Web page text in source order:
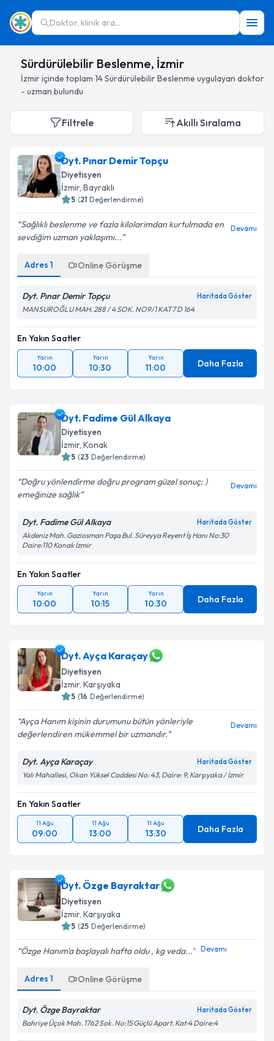
Doktor, klinik ara...
Sürdürülebilir Beslenme, İzmir
İzmiriçinde toplam 14Sürdürülebilir Beslenme uygulayan doktor
- uzman bulundu
Filtrele Akıllı Sıralama
Dyt. Pınar Demir Topçu
Diyetisyen
İzmir, Bayraklı
5 (21 Değerlendirme)
Sağlıklı beslenme ve fazla kilolarimdan kurtulmada en
sevdiğim uzman yaklaşımı...
Devamı
Adres 1 Online Görüşme
Dyt. Pınar Demir Topçu Haritada Göster
MANSUROĞLU MAH. 288 / 4 SOK. NO9/1 KAT7 D 164
En Yakın Saatler
Yarın
10:00
Yarın
10:30
Yarın
11:00 Daha Fazla
Dyt. Fadime Gül Alkaya
Diyetisyen
İzmir, Konak
5 (23 Değerlendirme)
Doğru yönlendirme doğru program güzel sonuç: )
emeğinize sağlık
Devamı
Dyt. Fadime Gül Alkaya Haritada Göster
Akdeniz Mah. Gaziosman Paşa Bul. Süreyya Reyent İş Hanı No:30
Daire:110 Konak İzmir
En Yakın Saatler
Yarın
10:00
Yarın
10:15
Yarın
10:30 Daha Fazla
Dyt. Ayça Karaçay
Diyetisyen
İzmir, Karşıyaka
5 (16 Değerlendirme)
Ayça Hanım kişinin durumunu bütün yönleriyle
değerlendiren mükemmel bir uzmandır.
Devamı
Dyt. Ayça Karaçay Haritada Göster
Yalı Mahallesi, Okan Yüksel Caddesi No: 43, Daire: 9, Karşıyaka / İzmir
En Yakın Saatler
11 Ağu
09:00
11 Ağu
13:00
11 Ağu
13:30 Daha Fazla
Dyt. Özge Bayraktar
Diyetisyen
İzmir, Karşıyaka
5 (25 Değerlendirme)
Özge Hanım'a başlayalı hafta oldu , kg veda... Devamı
Adres 1 Online Görüşme
Dyt. Özge Bayraktar Haritada Göster
Bahriye Üçok Mah. 1762 Sok. No:15 Güçlü Apart. Kat:4 Daire:4